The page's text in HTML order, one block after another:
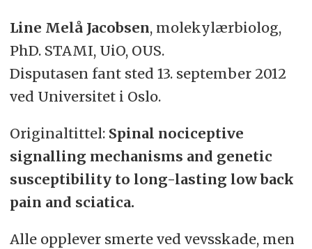
Line Melå Jacobsen, molekylærbiolog,
PhD. STAMI, UiO, OUS.
Disputasen fant sted 13. september 2012
ved Universitet i Oslo.
Originaltittel: Spinal nociceptive
signalling mechanisms and genetic
susceptibility to long-lasting low back
pain and sciatica.
Alle opplever smerte ved vevsskade, men